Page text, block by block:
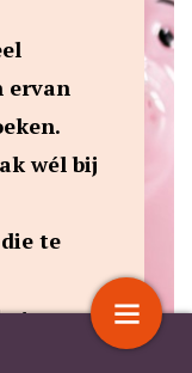
ervan
wél bij
te